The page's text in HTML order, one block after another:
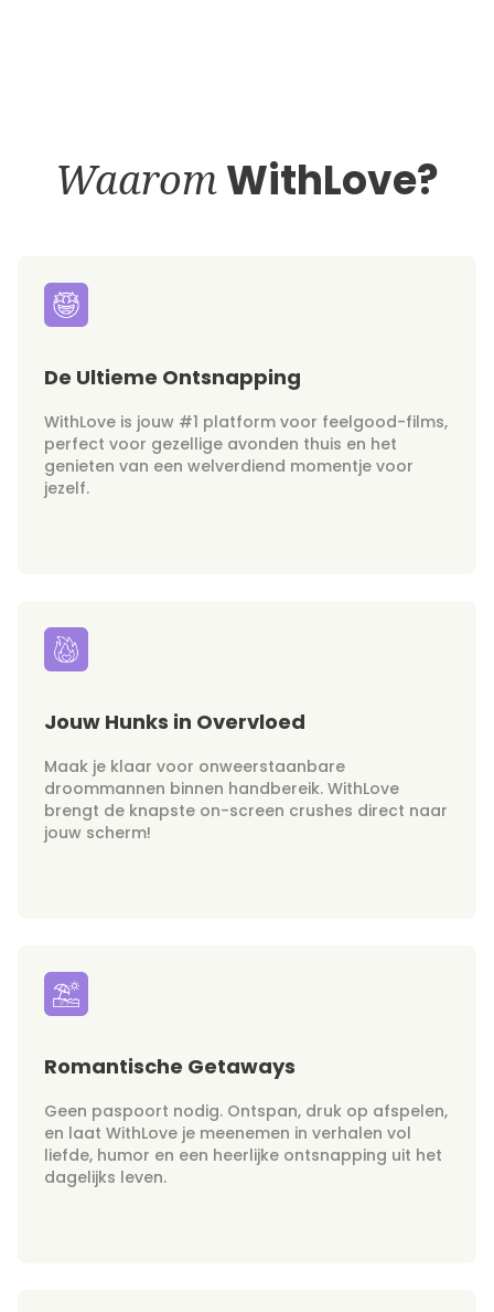
WaaromWithLove?
De Ultieme Ontsnapping
WithLove is jouw #1 platform voor feelgood-films,
perfect voor gezellige avonden thuis en het
genieten van een welverdiend momentje voor
jezelf.
Jouw Hunks in Overvloed
Maak je klaar voor onweerstaanbare
droommannen binnen handbereik. WithLove
brengt de knapste on-screen crushes direct naar
jouw scherm!
Romantische Getaways
Geen paspoort nodig. Ontspan, druk op afspelen,
en laat WithLove je meenemen in verhalen vol
liefde, humor en een heerlijke ontsnapping uit het
dagelijks leven.